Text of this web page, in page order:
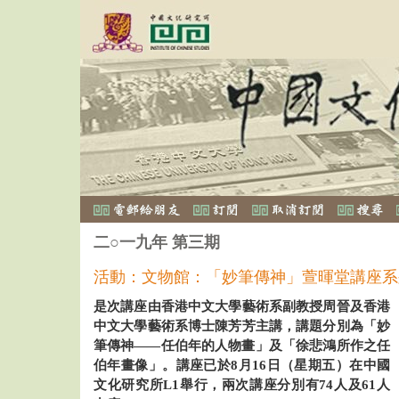
二○一九年 第三期
活動：文物館：「妙筆傳神」萱暉堂講座
是次講座由香港中文大學藝術系副教授周晉及香港
中文大學藝術系博士陳芳芳主講，講題分別為「妙
筆傳神——任伯年的人物畫」及「徐悲鴻所作之任
伯年畫像」。講座已於8月16日（星期五）在中國
文化研究所L1舉行，兩次講座分別有74人及61人